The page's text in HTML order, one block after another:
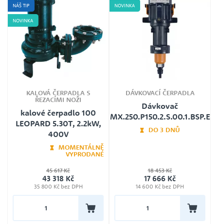
Automatická tepelná ochrana
ANO
Ochrana proti běhu na sucho
NÁŠ TIP
NOVINKA
KALOVÁ ČERPADLA S
ŘEZACÍMI NOŽI
kalové čerpadlo 100
LEOPARD 5.30T, 2.2kW,
400V
MOMENTÁLNĚ
VYPRODANÉ
45 617 Kč
43 318 Kč
35 800 Kč bez DPH
NOVINKA
DÁVKOVACÍ ČERPADLA
Dávkovač
MX.250.P150.2.S.00.1.BSP.E
DO 3 DNŮ
18 453 Kč
17 666 Kč
14 600 Kč bez DPH